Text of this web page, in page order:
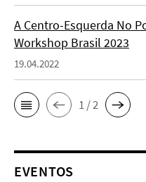
A Centro-Esquerda No
Workshop Brasil 2023
19.04.2022
1 / 2
EVENTOS